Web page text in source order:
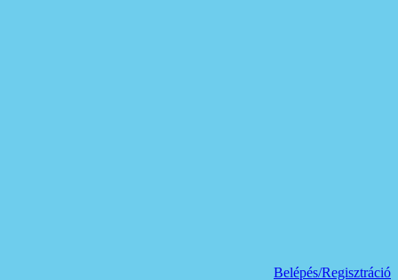
Belépés/Regisztráció